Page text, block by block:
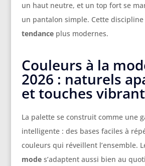
un haut neutre, et un top fort se
un pantalon simple. Cette discipline
tendanceplus modernes.
Couleurs à la
2026 : naturels
et touches
La palette se construit comme une
intelligente : des bases faciles à
couleurs qui réveillent l’ensemble.
modes’adaptent aussi bien au